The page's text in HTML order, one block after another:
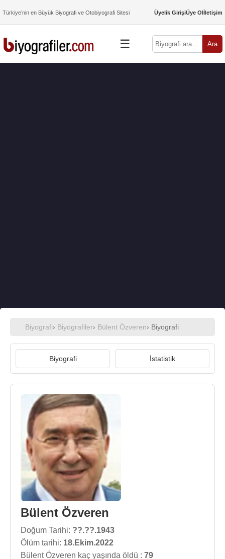
Türkiye’nin en Büyük Biyografi ve Otobiyografi Sitesi Üyelik GirişiÜye Olİletişim
☰ Ara
Biyografi› Biyografiler› Bülent Özveren› Biyografi
Biyografi İstatistik
Bülent Özveren
Doğum Tarihi: ??.??.1943
Ölüm tarihi: 18.Ekim.2022
Bülent Özveren kaç yaşında öldü : 79